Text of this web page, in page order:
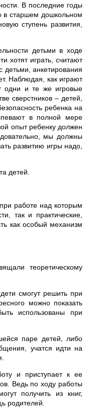
В последние годы
в старшем дошкольном
ступень развития,
детьми в ходе
хотят играть, считают
анкетирования
Наблюдая, как играют
одни и те же игровые
сверстников – детей,
ребенка на
в полной мере
опыт ребенку должен
мы должны
развитию игры надо,
детей.
работе над которым
так и практические,
как особый механизм
теоретическому
смогут решить при
можно показать
использованы при
паре детей, либо
учатся идти на
и приступает к ее
Ведь по ходу работы
получить из книг,
родителей.